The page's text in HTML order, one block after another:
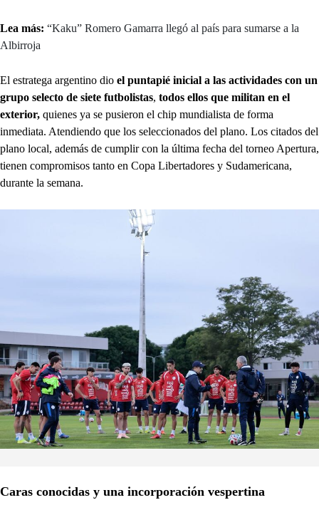
Lea más: “Kaku” Romero Gamarra llegó al país para sumarse a la
Albirroja
El estratega argentino dio el puntapié inicial a las actividades con un
grupo selecto de siete futbolistas, todos ellos que militan en el
exterior, quienes ya se pusieron el chip mundialista de forma
inmediata. Atendiendo que los seleccionados del plano. Los citados del
plano local, además de cumplir con la última fecha del torneo Apertura,
tienen compromisos tanto en Copa Libertadores y Sudamericana,
durante la semana.
Caras conocidas y una incorporación vespertina